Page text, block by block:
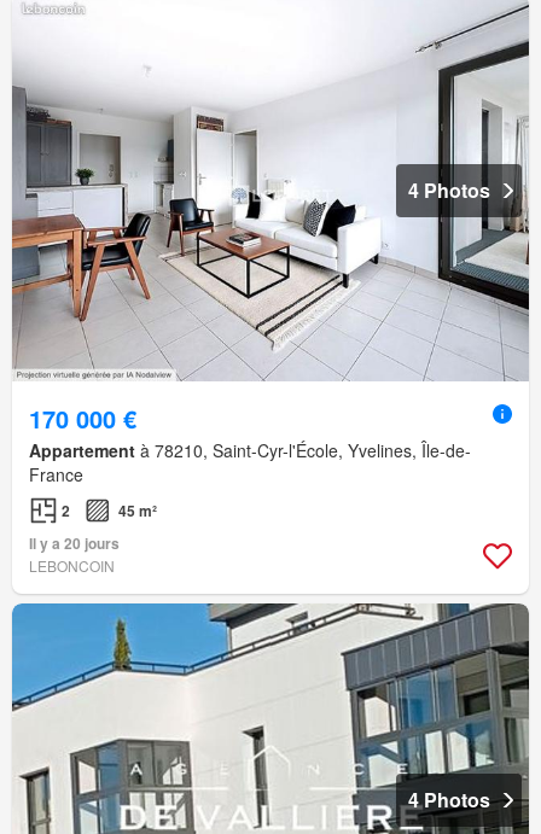
4 Photos
170 000 €
Appartement à 78210, Saint-Cyr-l'École, Yvelines, Île-de-
France
2
45 m²
Il y a 20 jours
LEBONCOIN
4 Photos